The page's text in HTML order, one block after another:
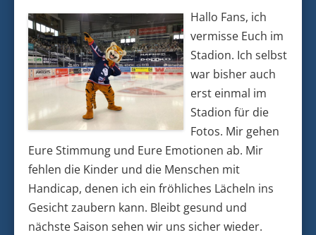
Hallo Fans, ich
vermisse Euch im
Stadion. Ich selbst
war bisher auch
erst einmal im
Stadion für die
Fotos. Mir gehen
Eure Stimmung und Eure Emotionen ab. Mir
fehlen die Kinder und die Menschen mit
Handicap, denen ich ein fröhliches Lächeln ins
Gesicht zaubern kann. Bleibt gesund und
nächste Saison sehen wir uns sicher wieder.